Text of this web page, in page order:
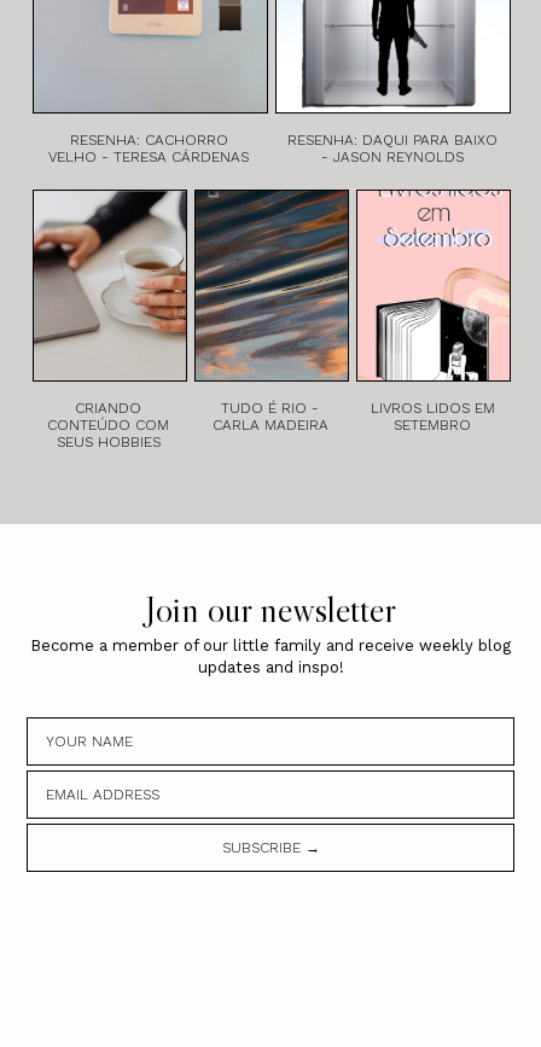
RESENHA: CACHORRO
VELHO - TERESA CÁRDENAS
RESENHA: DAQUI PARA BAIXO
- JASON REYNOLDS
CRIANDO
CONTEÚDO COM
SEUS HOBBIES
TUDO É RIO -
CARLA MADEIRA
LIVROS LIDOS EM
SETEMBRO
Join our newsletter
Become a member of our little family and receive weekly blog
updates and inspo!